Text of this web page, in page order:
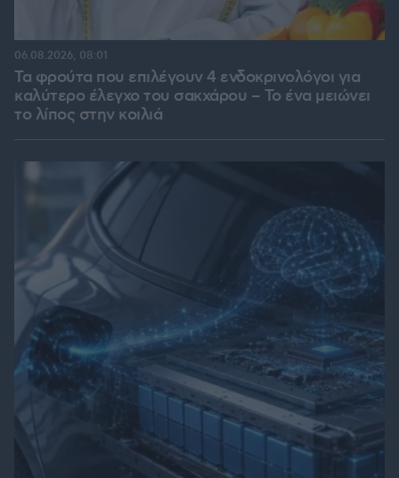
Τα φρούτα που επιλέγουν 4 ενδοκρινολόγοι για
καλύτερο έλεγχο του σακχάρου – Το ένα μειώνει
το λίπος στην κοιλιά
06.08.2026, 08:01